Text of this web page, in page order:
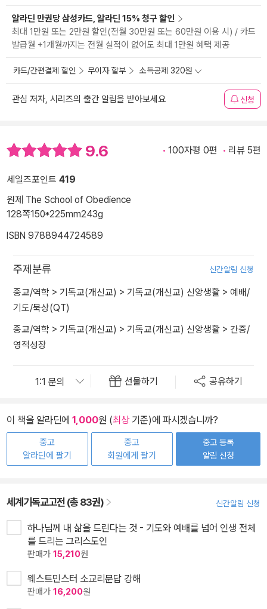
알라딘 만권당 삼성카드, 알라딘 15% 청구 할인
최대 1만원 또는 2만원 할인(전월 30만원 또는 60만원 이용 시) / 카드
발급월 +1개월까지는 전월 실적이 없어도 최대 1만원 혜택 제공
카드/간편결제 할인 무이자 할부 소득공제 320원
관심 저자, 시리즈의 출간 알림을 받아보세요 신청
9.6 100자평 0편 리뷰 5편
세일즈포인트 419
원제 The School of Obedience
128쪽150*225mm243g
ISBN 9788944724589
주제분류 신간알림 신청
종교/역학 > 기독교(개신교) > 기독교(개신교) 신앙생활 > 예배/
기도/묵상(QT)
종교/역학 > 기독교(개신교) > 기독교(개신교) 신앙생활 > 간증/
영적성장
선물하기 공유하기
이 책을 알라딘에 1,000원 (최상기준)에 파시겠습니까?
중고
알라딘에 팔기
중고
회원에게 팔기
중고 등록
알림 신청
세계기독교고전 (총 83권) 신간알림 신청
하나님께 내 삶을 드린다는 것 - 기도와 예배를 넘어 인생 전체
를 드리는 그리스도인
판매가 15,210원
웨스트민스터 소교리문답 강해
판매가 16,200원